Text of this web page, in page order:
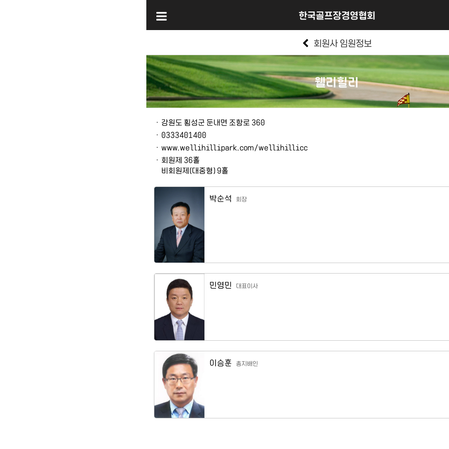
한국골프장경영협회
회원사 임원정보
웰리힐리
본문
ㆍ 강원도 횡성군 둔내면 조항로 360
ㆍ 0333401400
ㆍ www.wellihillipark.com/wellihillicc
ㆍ 회원제 36홀
비회원제(대중형) 9홀
박순석 회장
민영민 대표이사
이승훈 총지배인